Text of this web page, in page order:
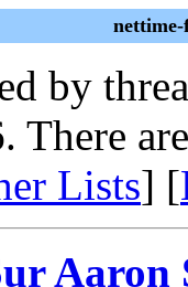
by
Lists] [
Aaron